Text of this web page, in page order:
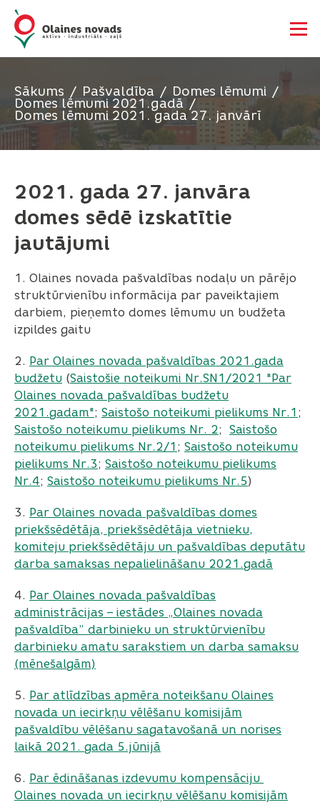
Sākums Pašvaldība Domes lēmumi
Domes lēmumi 2021.gadā
Domes lēmumi 2021. gada 27. janvārī
2021. gada 27. janvāra
domes sēdē izskatītie
jautājumi
1. Olaines novada pašvaldības nodaļu un pārējo
struktūrvienību informācija par paveiktajiem
darbiem, pieņemto domes lēmumu un budžeta
izpildes gaitu
2. Par Olaines novada pašvaldības 2021.gada
budžetu (Saistošie noteikumi Nr.SN1/2021 "Par
Olaines novada pašvaldības budžetu
2021.gadam"; Saistošo noteikumi pielikums Nr.1 ;
Saistošo noteikumu pielikums Nr. 2; Saistošo
noteikumu pielikums Nr.2/1 ; Saistošo noteikumu
pielikums Nr.3; Saistošo noteikumu pielikums
Nr.4; Saistošo noteikumu pielikums Nr.5)
3. Par Olaines novada pašvaldības domes
priekšsēdētāja, priekšsēdētāja vietnieku,
komiteju priekšsēdētāju un pašvaldības deputātu
darba samaksas nepalielināšanu 2021.gadā
4. Par Olaines novada pašvaldības
administrācijas – iestādes „Olaines novada
pašvaldība” darbinieku un struktūrvienību
darbinieku amatu sarakstiem un darba samaksu
(mēnešalgām)
5. Par atlīdzības apmēra noteikšanu Olaines
novada un iecirkņu vēlēšanu komisijām
pašvaldību vēlēšanu sagatavošanā un norises
laikā 2021. gada 5.jūnijā
6. Par ēdināšanas izdevumu kompensāciju
Olaines novada un iecirkņu vēlēšanu komisijām